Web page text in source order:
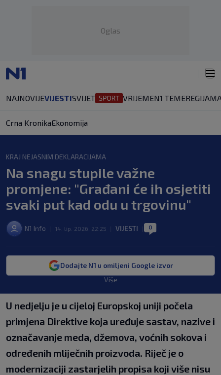
Oglas
NAJNOVIJEVIJESTISVIJET VRIJEMEN1 TEMEREGIJA
Crna KronikaEkonomija
KRAJ NEJASNIM DEKLARACIJAMA
Na snagu stupile važne
promjene: "Građani će ih osjetiti
svaki put kad odu u trgovinu"
N1 Info 14. lip. 2026. 22:25 VIJESTI 0
Dodajte N1 u omiljeni Google izvor
Više
U nedjelju je u cijeloj Europskoj uniji počela
primjena Direktive koja uređuje sastav, nazive i
označavanje meda, džemova, voćnih sokova i
određenih mliječnih proizvoda. Riječ je o
modernizaciji zastarjelih propisa koji više nisu